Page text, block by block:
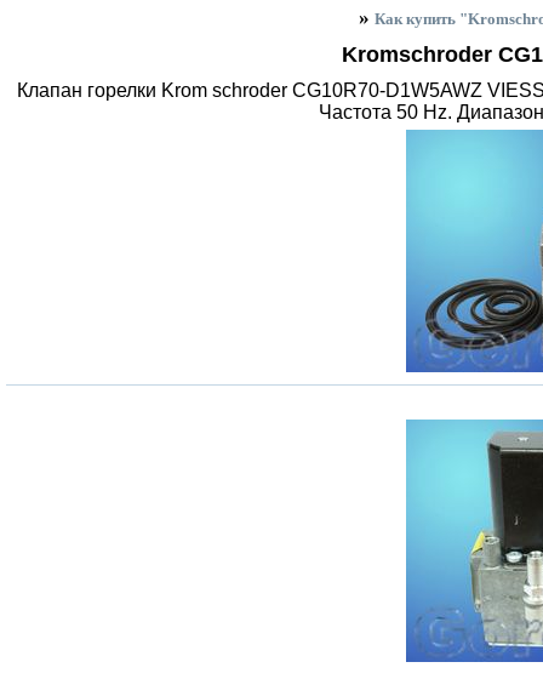
» Как купить
Kromschroder
Клапан горелки Krom schroder CG10R70-D1W5AWZ
Частота 50 Hz.